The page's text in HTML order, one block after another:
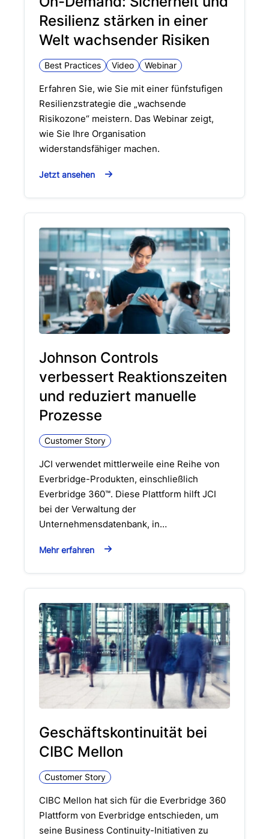
Resilienz stärken in einer
Welt wachsender Risiken
Best Practices Video Webinar
Erfahren Sie, wie Sie mit einer fünfstufigen
Resilienzstrategie die „wachsende
Risikozone“ meistern. Das Webinar zeigt,
wie Sie Ihre Organisation
widerstandsfähiger machen.
Jetzt ansehen
Johnson Controls
verbessert Reaktionszeiten
und reduziert manuelle
Prozesse
Customer Story
JCI verwendet mittlerweile eine Reihe von
Everbridge-Produkten, einschließlich
Everbridge 360™. Diese Plattform hilft JCI
bei der Verwaltung der
Unternehmensdatenbank, in…
Mehr erfahren
Geschäftskontinuität bei
CIBC Mellon
Customer Story
CIBC Mellon hat sich für die Everbridge 360
Plattform von Everbridge entschieden, um
seine Business Continuity-Initiativen zu